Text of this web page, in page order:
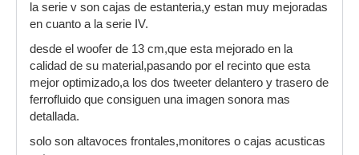
la serie v son cajas de estanteria,y estan muy mejoradas
en cuanto a la serie IV.
desde el woofer de 13 cm,que esta mejorado en la
calidad de su material,pasando por el recinto que esta
mejor optimizado,a los dos tweeter delantero y trasero de
ferrofluido que consiguen una imagen sonora mas
detallada.
solo son altavoces frontales,monitores o cajas acusticas